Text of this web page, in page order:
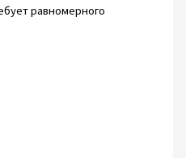
равномерного